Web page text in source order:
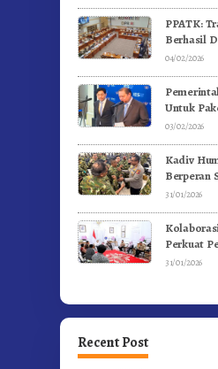
PPATK:
Berhasil
Triliun
04/02/2026
Untuk
Kuartal I-
03/02/2026
Kadiv
Berperan
31/01/2026
Perkuat
Mental
31/01/2026
Recent Post